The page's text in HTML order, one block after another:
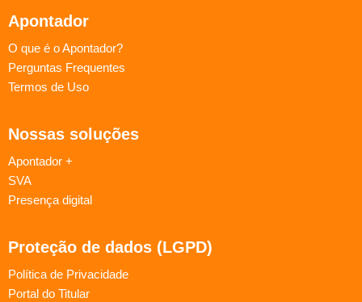
Apontador
O que é o Apontador?
Perguntas Frequentes
Termos de Uso
Nossas soluções
Apontador +
SVA
Presença digital
Proteção de dados (LGPD)
Política de Privacidade
Portal do Titular